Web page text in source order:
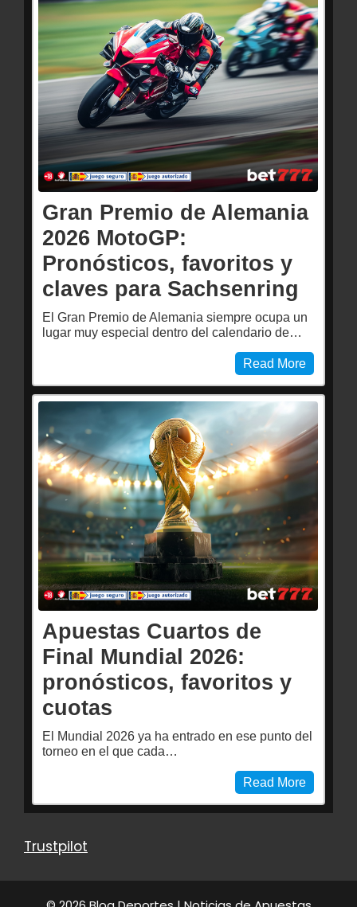
Gran Premio de Alemania
2026 MotoGP:
Pronósticos, favoritos y
claves para Sachsenring
El Gran Premio de Alemania siempre ocupa un
lugar muy especial dentro del calendario de…
Read More
Apuestas Cuartos de
Final Mundial 2026:
pronósticos, favoritos y
cuotas
El Mundial 2026 ya ha entrado en ese punto del
torneo en el que cada…
Read More
Trustpilot